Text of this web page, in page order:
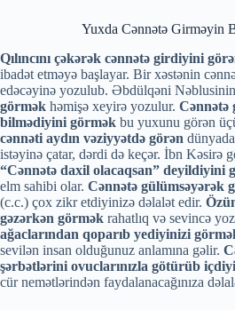
Yuxda Cənnətə Girməyin
Qılıncını çəkərək cənnətə girdiyini
ibadət etməyə başlayar. Bir xəstənin
edəcəyinə yozulub. Əbdülqəni
görmək həmişə xeyirə yozulur. Cənnətə
bilmədiyini görmək bu yuxunu görən
cənnəti aydın vəziyyətdə görən
istəyinə çatar, dərdi də keçər. İbn Kəsirə
“Cənnətə daxil olacaqsan” deyildiyini
elm sahibi olar. Cənnətə gülümsəyərək
(c.c.) çox zikr etdiyinizə dəlalət edir.
gəzərkən görmək rahatlıq və sevincə
ağaclarından qoparıb yediyinizi
sevilən insan olduğunuz anlamına gəlir.
şərbətlərini ovuclarınızla götürüb
cür nemətlərindən faydalanacağınıza